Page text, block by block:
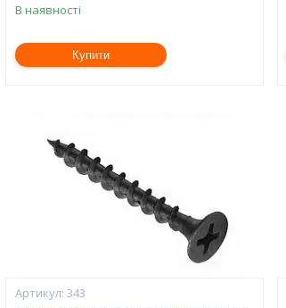
В наявності
Купити
343